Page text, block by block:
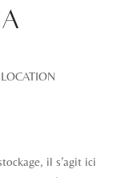
il s’agit ici